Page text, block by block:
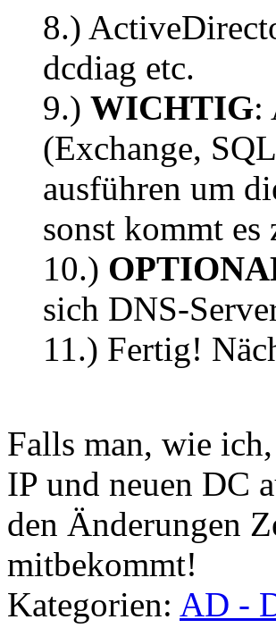
8.)
dcdiag etc.
9.) WICHTIG:
(Exchange,
ausführen um
sonst kommt es
10.)
sich DNS-
11.) Fertig!
Falls man, wie
IP und neuen DC
den Änderungen
mitbekommt!
Kategorien: AD -